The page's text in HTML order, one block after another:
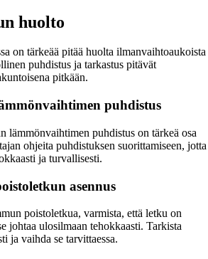
huolto
on tärkeää pitää huolta ilmanvaihtoaukoista
puhdistus ja tarkastus pitävät
pitkään.
puhdistus
lämmönvaihtimen puhdistus on tärkeä osa
ohjeita puhdistuksen suorittamiseen, jotta
ja turvallisesti.
asennus
poistoletkua, varmista, että letku on
johtaa ulosilmaan tehokkaasti. Tarkista
ja vaihda se tarvittaessa.